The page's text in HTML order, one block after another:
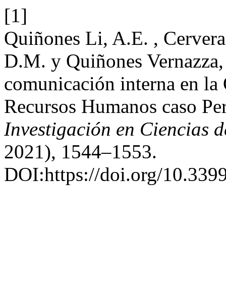
[1]
Quiñones Li, A.E. ,
D.M. y Quiñones
comunicación interna en
Recursos Humanos caso
Investigación en Ciencias
2021), 1544–1553.
DOI:https://doi.org/